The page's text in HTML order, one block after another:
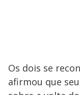
Os dois se
afirmou que